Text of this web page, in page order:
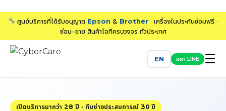
ศูนย์บริการที่ได้รับอนุญาต Epson & Brother · เครื่องในประกันซ่อมฟรี ·
ซ่อม–ขาย สินค้าไอทีครบวงจร ทั่วประเทศ
EN แชท LINE ☰
เปิดบริการมากว่า 28 ปี · ทีมช่างประสบการณ์ 30 ปี